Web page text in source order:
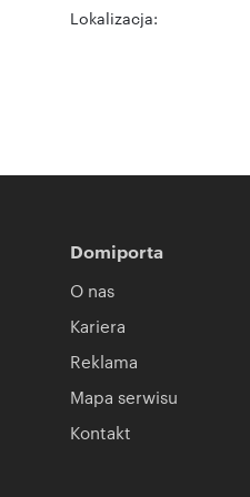
Lokalizacja:
Domiporta
O nas
Kariera
Reklama
Mapa serwisu
Kontakt